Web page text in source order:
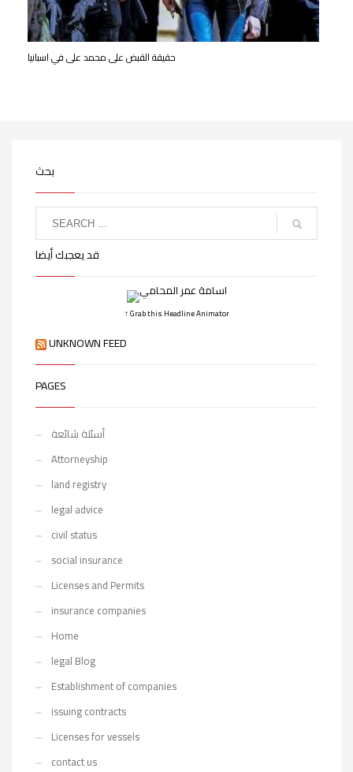
حقيقة القبض على محمد على في اسبانيا
بحث
قد يعجبك أيضا
↑ Grab this Headline Animator
UNKNOWN FEED
PAGES
أسئلة شائعة
Attorneyship
land registry
legal advice
civil status
social insurance
Licenses and Permits
insurance companies
Home
legal Blog
Establishment of companies
issuing contracts
Licenses for vessels
contact us